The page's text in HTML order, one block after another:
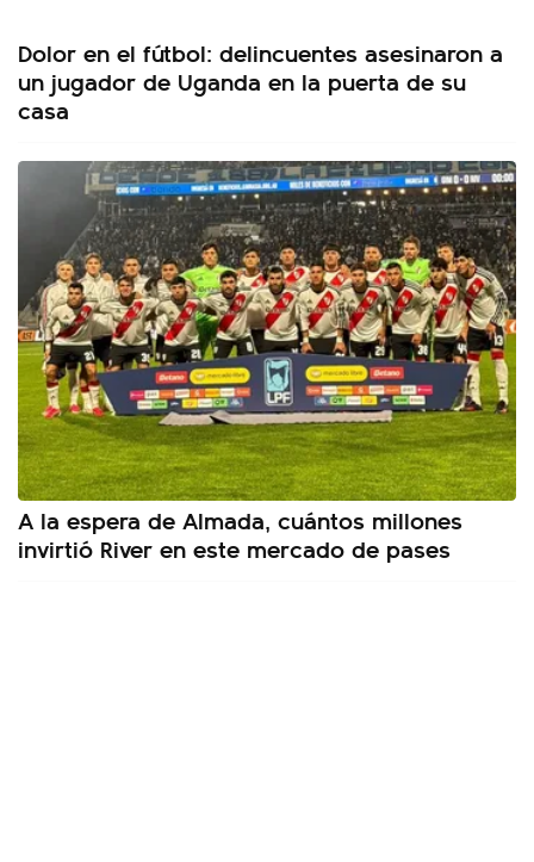
Dolor en el fútbol: delincuentes asesinaron a
un jugador de Uganda en la puerta de su
casa
A la espera de Almada, cuántos millones
invirtió River en este mercado de pases